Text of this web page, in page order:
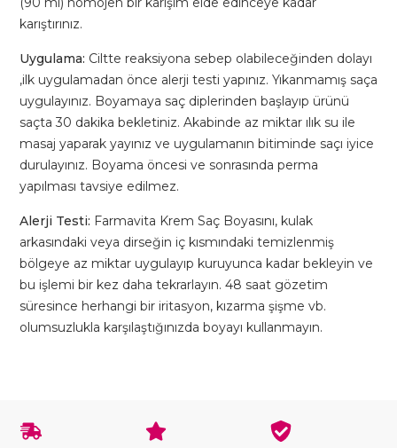
karıştırınız.
Uygulama: Ciltte reaksiyona sebep olabileceğinden dolayı
,ilk uygulamadan önce alerji testi yapınız. Yıkanmamış saça
uygulayınız. Boyamaya saç diplerinden başlayıp ürünü
saçta 30 dakika bekletiniz. Akabinde az miktar ılık su ile
masaj yaparak yayınız ve uygulamanın bitiminde saçı iyice
durulayınız. Boyama öncesi ve sonrasında perma
yapılması tavsiye edilmez.
Alerji Testi: Farmavita Krem Saç Boyasını, kulak
arkasındaki veya dirseğin iç kısmındaki temizlenmiş
bölgeye az miktar uygulayıp kuruyunca kadar bekleyin ve
bu işlemi bir kez daha tekrarlayın. 48 saat gözetim
süresince herhangi bir iritasyon, kızarma şişme vb.
olumsuzlukla karşılaştığınızda boyayı kullanmayın.